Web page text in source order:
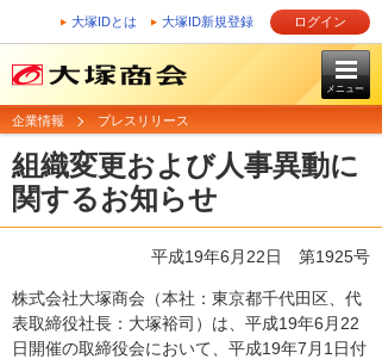
大塚IDとは 大塚ID新規登録 ログイン
メニュー
企業情報 プレスリリース
組織変更および人事異動に
関するお知らせ
平成19年6月22日 第1925号
株式会社大塚商会（本社：東京都千代田区、代
表取締役社長：大塚裕司）は、平成19年6月22
日開催の取締役会において、平成19年7月1日付